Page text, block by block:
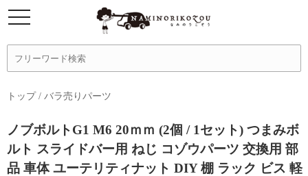
トップ/ バラ売りパーツ
ノブボルトG1 M6 20ｍｍ (2個 / 1セット) つまみボ
ルト スライドバー用 ねじ コゾウパーツ 交換用 部
品 車体 ユーテリティナット DIY 棚 ラック ビス 軽